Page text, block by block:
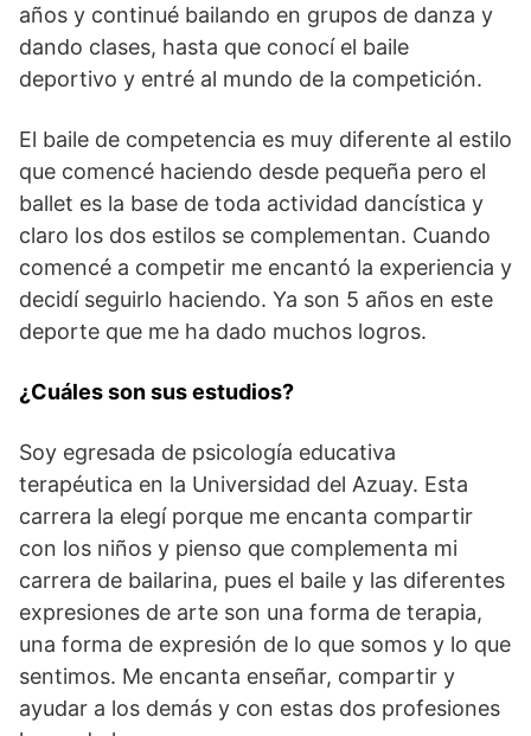
años y continué bailando en grupos de danza y
dando clases, hasta que conocí el baile
deportivo y entré al mundo de la competición.
El baile de competencia es muy diferente al estilo
que comencé haciendo desde pequeña pero el
ballet es la base de toda actividad dancística y
claro los dos estilos se complementan. Cuando
comencé a competir me encantó la experiencia y
decidí seguirlo haciendo. Ya son 5 años en este
deporte que me ha dado muchos logros.
¿Cuáles son sus estudios?
Soy egresada de psicología educativa
terapéutica en la Universidad del Azuay. Esta
carrera la elegí porque me encanta compartir
con los niños y pienso que complementa mi
carrera de bailarina, pues el baile y las diferentes
expresiones de arte son una forma de terapia,
una forma de expresión de lo que somos y lo que
sentimos. Me encanta enseñar, compartir y
ayudar a los demás y con estas dos profesiones